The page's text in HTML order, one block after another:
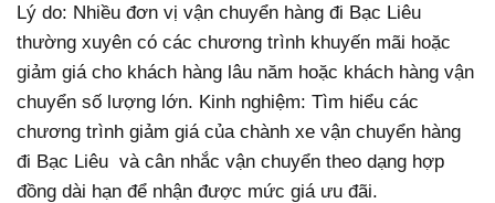
Lý do: Nhiều đơn vị vận chuyển hàng đi Bạc Liêu
thường xuyên có các chương trình khuyến mãi hoặc
giảm giá cho khách hàng lâu năm hoặc khách hàng vận
chuyển số lượng lớn. Kinh nghiệm: Tìm hiểu các
chương trình giảm giá của chành xe vận chuyển hàng
đi Bạc Liêu và cân nhắc vận chuyển theo dạng hợp
đồng dài hạn để nhận được mức giá ưu đãi.